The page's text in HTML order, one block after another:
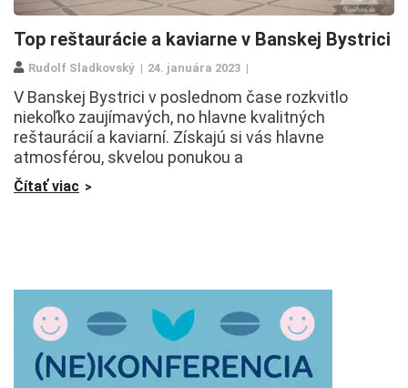
Top reštaurácie a kaviarne v Banskej Bystrici
Rudolf Sladkovský 24. januára 2023
V Banskej Bystrici v poslednom čase rozkvitlo
niekoľko zaujímavých, no hlavne kvalitných
reštaurácií a kaviarní. Získajú si vás hlavne
atmosférou, skvelou ponukou a
Čítať viac